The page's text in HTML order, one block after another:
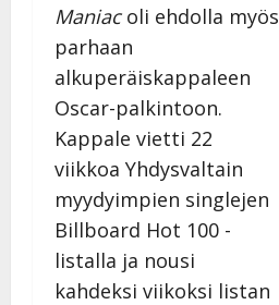
Maniacoli ehdolla myös
parhaan
alkuperäiskappaleen
Oscar-palkintoon.
Kappale vietti 22
viikkoa Yhdysvaltain
myydyimpien singlejen
Billboard Hot 100 -
listalla ja nousi
kahdeksi viikoksi listan